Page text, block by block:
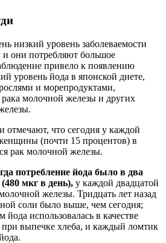
низкий уровень заболеваемости
они потребляют большое
привело к появлению
уровень йода в японской диете,
и морепродуктами,
рака молочной железы и других
отмечают, что сегодня у каждой
(почти 15 процентов) в
рак молочной железы.
потребление йода было в два
мкг в день), у каждой двадцатой
железы. Тридцать лет назад
соли было выше, чем сегодня;
использовалась в качестве
при выпечке хлеба, и каждый ломтик